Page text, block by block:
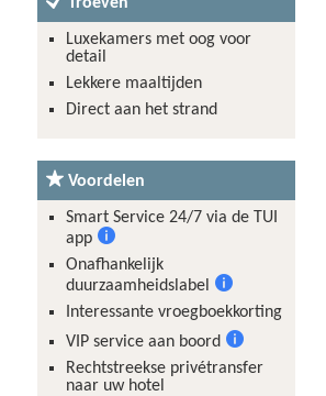
Luxekamers met oog voor
detail
Lekkere maaltijden
Direct aan het strand
Voordelen
Smart Service 24/7 via de TUI
app
Meer
informatie
Onafhankelijk
duurzaamheidslabel
Meer
informatie
Interessante vroegboekkorting
VIP service aan boord
Meer
Rechtstreekse privétransfer
naar uw hotel